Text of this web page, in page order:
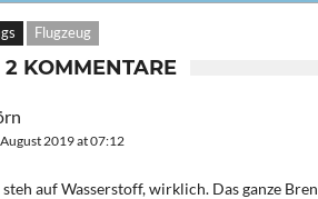
Flugzeug
2 KOMMENTARE
2019 at 07:12
steh auf Wasserstoff, wirklich. Das ganze